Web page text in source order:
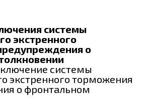
системы
экстренного
о
системы
экстренного торможения
о фронтальном